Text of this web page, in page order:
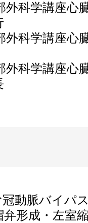
科学講座心
科学講座心
科学講座心
動脈バイパ
形成・左室